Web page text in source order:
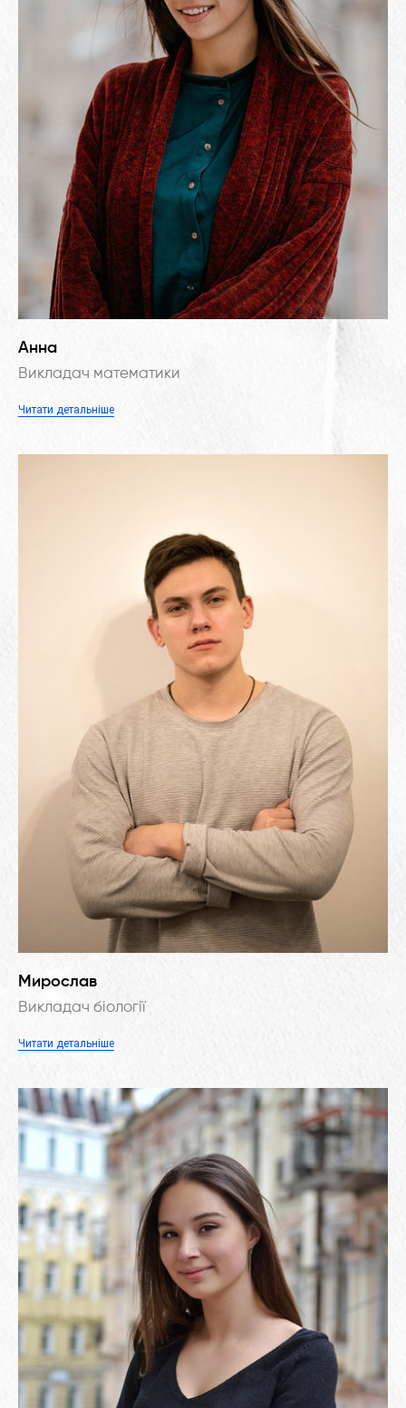
Анна
Викладач математики
Читати детальніше
Мирослав
Викладач біології
Читати детальніше